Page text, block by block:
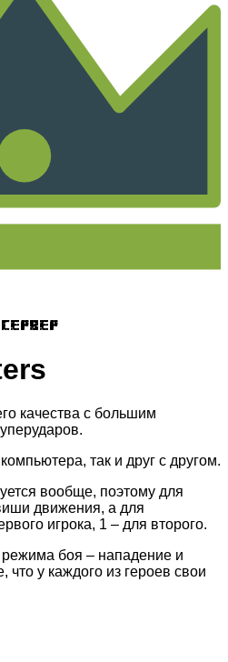
качества с большим
так и друг с другом.
вообще, поэтому для
движения, а для
игрока, 1 – для второго.
боя – нападение и
что у каждого из героев свои